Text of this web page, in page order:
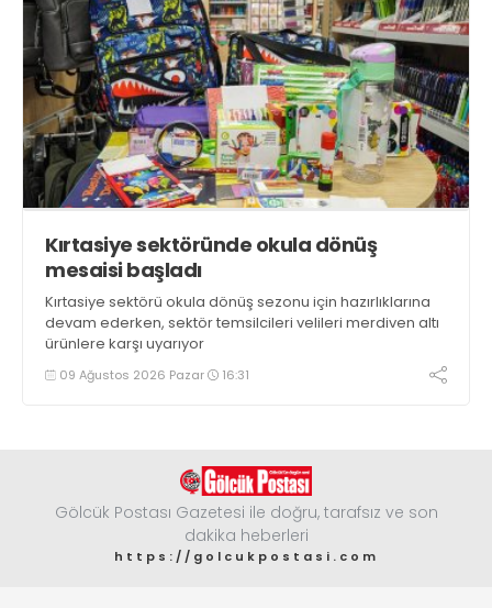
Kırtasiye sektöründe okula dönüş
mesaisi başladı
Kırtasiye sektörü okula dönüş sezonu için hazırlıklarına
devam ederken, sektör temsilcileri velileri merdiven altı
ürünlere karşı uyarıyor
09 Ağustos 2026 Pazar 16:31
Gölcük Postası Gazetesi ile doğru, tarafsız ve son
dakika heberleri
https://golcukpostasi.com